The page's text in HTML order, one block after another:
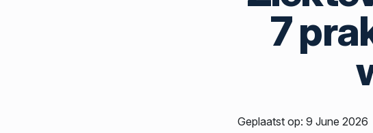
7
Geplaatst op: 9 June 2026